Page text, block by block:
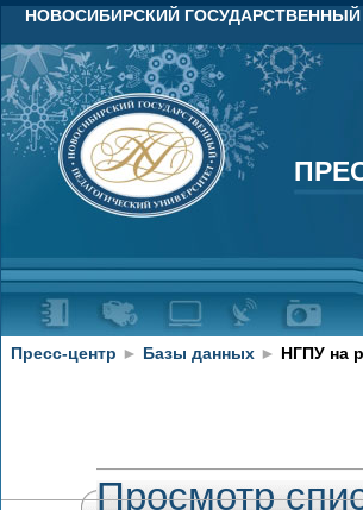
НОВОСИБИРСКИЙ
Пресс-центр ► Базы данных ► НГПУ на
Просмотр